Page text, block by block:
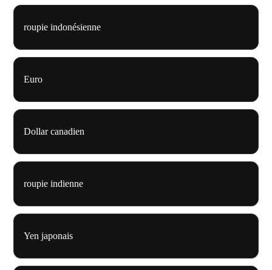
roupie indonésienne
Euro
Dollar canadien
roupie indienne
Yen japonais